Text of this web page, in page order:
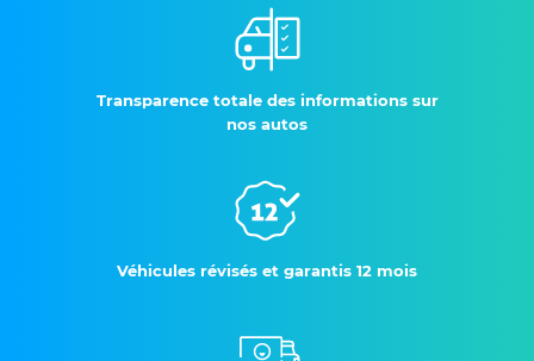
Transparence totale des informations sur
nos autos
Véhicules révisés et garantis 12 mois